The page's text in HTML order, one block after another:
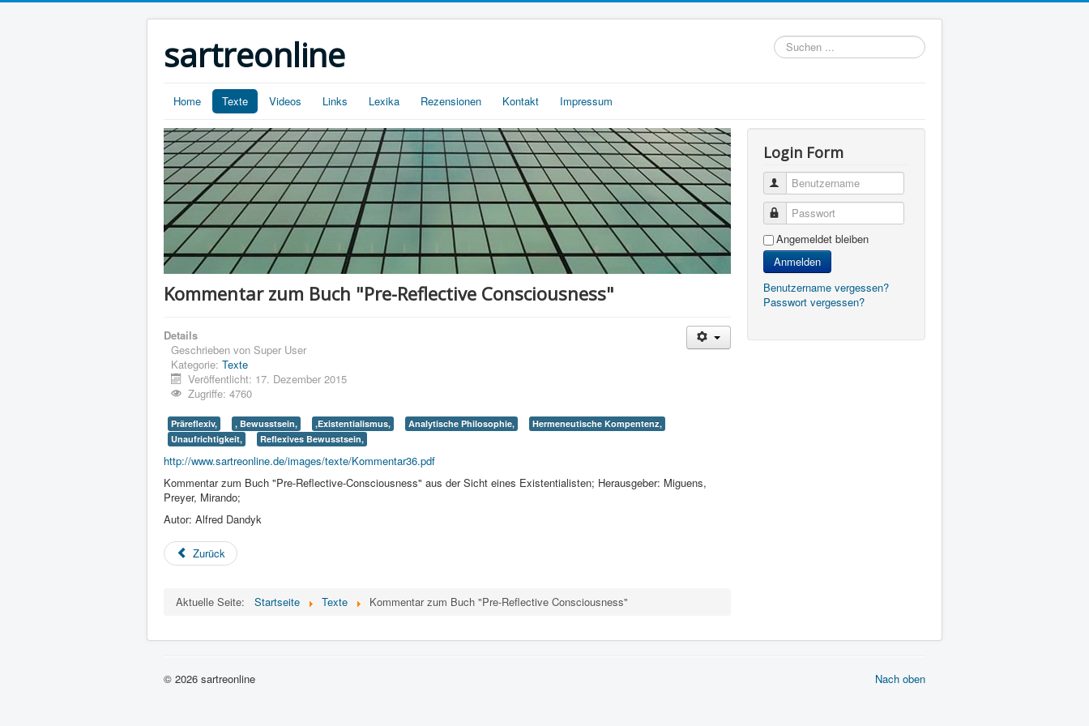
sartreonline
Suchen
...
Home Texte Videos Links Lexika Rezensionen Kontakt Impressum
Kommentar zum Buch "Pre-Reflective Consciousness"
Details
Geschrieben von Super User
Kategorie: Texte
Veröffentlicht: 17. Dezember 2015
Zugriffe: 4760
Präreflexiv, , Bewusstsein, ,Existentialismus, Analytische Philosophie,
Hermeneutische Kompentenz,
Unaufrichtigkeit,
Reflexives Bewusstsein,
http://www.sartreonline.de/images/texte/Kommentar36.pdf
Kommentar zum Buch "Pre-Reflective-Consciousness" aus der Sicht eines Existentialisten; Herausgeber: Miguens,
Preyer, Mirando;
Autor: Alfred Dandyk
Zurück
Aktuelle Seite: Startseite Texte Kommentar zum Buch "Pre-Reflective Consciousness"
Login Form
Benutzername
Passwort
Angemeldet bleiben
Anmelden
Benutzername vergessen?
Passwort vergessen?
Nach oben
© 2026 sartreonline